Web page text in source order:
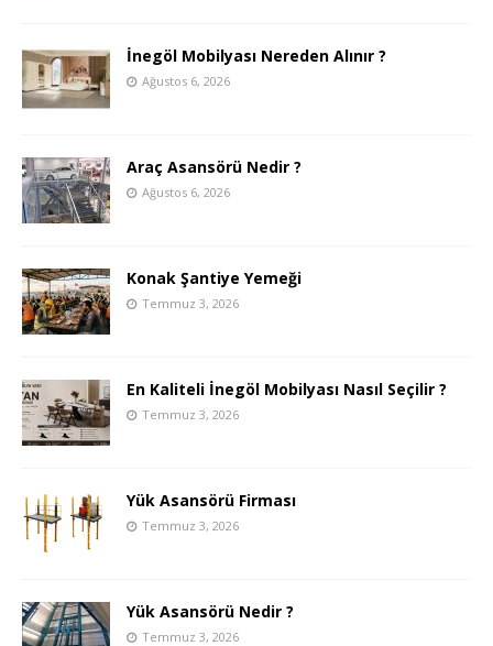
İnegöl Mobilyası Nereden Alınır ?
Ağustos 6, 2026
Araç Asansörü Nedir ?
Ağustos 6, 2026
Konak Şantiye Yemeği
Temmuz 3, 2026
En Kaliteli İnegöl Mobilyası Nasıl Seçilir ?
Temmuz 3, 2026
Yük Asansörü Firması
Temmuz 3, 2026
Yük Asansörü Nedir ?
Temmuz 3, 2026